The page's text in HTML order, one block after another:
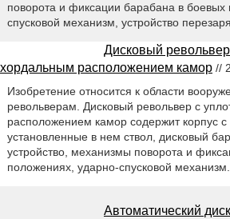
поворота и фиксации барабана в боевых
спусковой механизм, устройство
Дисковый
хордальным расположением камор //
Изобретение относится к области
револьверам. Дисковый револьвер с
расположением камор содержит корпус с
установленные в нем ствол, дисковый
устройство, механизмы поворота и
положениях, ударно-спусковой механизм.
Автоматический